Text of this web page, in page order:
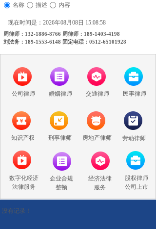
名称 描述 内容
现在时间是：2026年08月08日 15:08:58
周律师：132-1886-8766 周律师：189-1403-4198
刘法务：189-1553-6148 固定电话：0512-65101928
股权律师
公司上市
数字化经济
法律服务
经济法律
服务
企业合规
整顿
公司律师 婚姻律师 交通律师 民事律师
知识产权 刑事律师 房地产律师 劳动律师
没有记录！